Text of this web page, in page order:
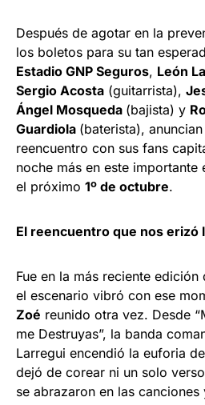
Después de agotar en la
los boletos para su tan
Estadio GNP Seguros, León
Sergio Acosta (guitarrista),
Ángel Mosqueda (bajista) y
Guardiola (baterista),
reencuentro con sus fans
noche más en este importante
el próximo 1º de octubre.
El reencuentro que nos erizó
Fue en la más reciente
el escenario vibró con ese
Zoé reunido otra vez. Desde
me Destruyas”, la banda
Larregui encendió la euforia
dejó de corear ni un solo
se abrazaron en las